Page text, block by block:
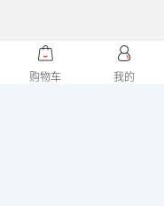
购物车 我的